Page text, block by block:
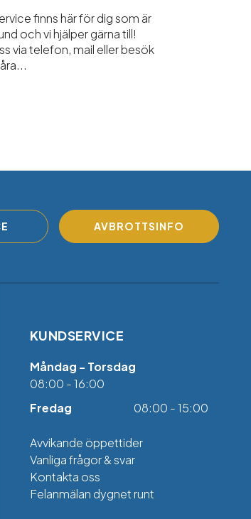
finns här för dig som är
och vi hjälper gärna till!
via telefon, mail eller besök
AVBROTTSINFO
KUNDSERVICE
Måndag - Torsdag
08:00 - 16:00
Fredag
08:00 - 15:00
Avvikande öppettider
Vanliga frågor & svar
Kontakta oss
Felanmälan dygnet runt